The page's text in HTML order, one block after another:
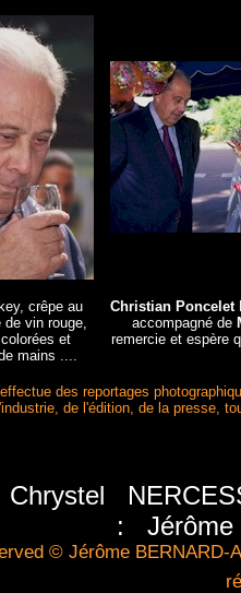
crêpe au
de vin rouge,
et
mains ....
Christian Poncelet
accompagné de
remercie et espère
des reportages
de l'édition, de la presse,
: Jérôme
© Jérôme BERNARD-